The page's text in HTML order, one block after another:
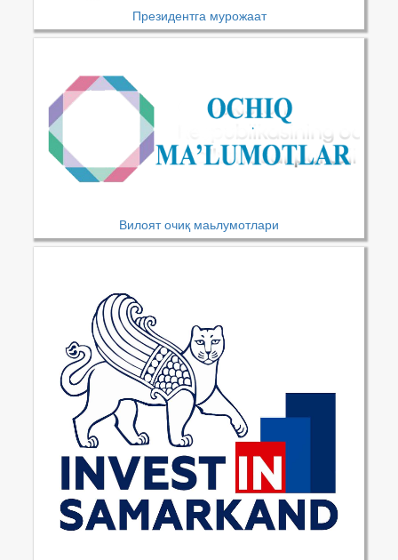
Президентга мурожаат
Вилоят очиқ маьлумотлари